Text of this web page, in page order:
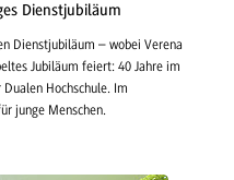
Dienstjubiläum
Dienstjubiläum – wobei Verena
Jubiläum feiert: 40 Jahre im
Hochschule. Im
junge Menschen.